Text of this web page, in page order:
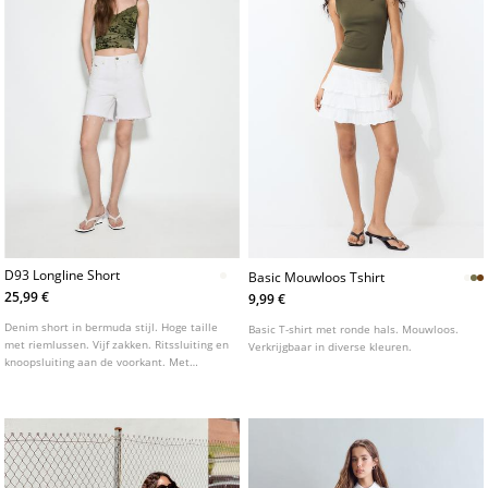
D93 Longline Short
25,99 €
Denim short in bermuda stijl. Hoge taille
met riemlussen. Vijf zakken. Ritssluiting en
knoopsluiting aan de voorkant. Met
Basic Mouwloos Tshirt
9,99 €
Basic T-shirt met ronde hals. Mouwloos.
Verkrijgbaar in diverse kleuren.